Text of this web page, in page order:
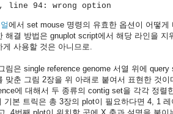
line 94: wrong option
에서 set mouse 명령의 유효한 옵션이 어떻
해결 방법은 gnuplot script에서 해당 라인을 지
게 사용할 것은 아니므로.
림은 single reference genome 서열 위에
맞춘 그림 2장을 위 아래로 붙여서 표현한 것이
에 대해서 두 종류의 contig set을 각각 정렬
기본 트릭은 총 3장의 plot이 필요하다면 4, 1